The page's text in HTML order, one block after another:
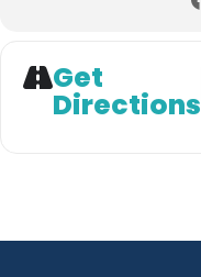
Get
Directions